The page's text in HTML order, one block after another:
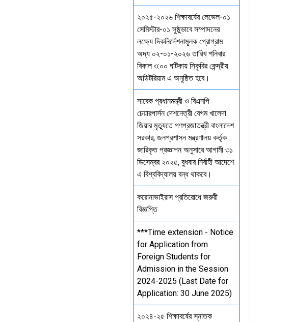
২০২৫-২০২৬ শিক্ষাবর্ষের লেভেল-০১
সেমিস্টার-০১ সুষ্ঠুভাবে সম্পাদনের
লক্ষ্যে দিকনির্দেশনামূলক প্রোগ্রাম
অদ্য ০২-০১-২০২৬ তারিখ শনিবার
বিকাল ৩:০০ ঘটিকায় সিকৃবির কেন্দ্রীয়
অডিটরিয়াম এ অনুষ্ঠিত হবে।
সাবেক প্রধানমন্ত্রী ও বিএনপি
চেয়ারপার্সন দেশনেত্রী বেগম খালেদা
জিয়ার মৃত্যুতে গণপ্রজাতন্ত্রী বাংলাদেশ
সরকার, জনপ্রশাসন মন্ত্রণালয় কর্তৃক
জারিকৃত প্রজ্ঞাপন অনুসারে আগামী ৩১
ডিসেম্বর ২০২৫, বুধবার নির্বাহী আদেশে
এ বিশ্ববিদ্যালয় বন্ধ থাকবে।
করোনাভাইরাস প্রতিরোধে জরুরী
বিজ্ঞপ্তি
***Time extension - Notice
for Application from
Foreign Students for
Admission in the Session
2024-2025 (Last Date for
Application: 30 June 2025)
২০২৪-২৫ শিক্ষাবর্ষের স্নাতক